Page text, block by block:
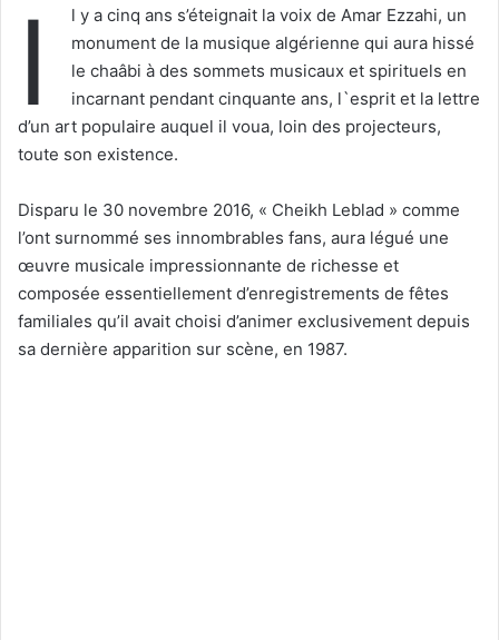
I
l y a cinq ans s’éteignait la voix de Amar Ezzahi, un
monument de la musique algérienne qui aura hissé
le chaâbi à des sommets musicaux et spirituels en
incarnant pendant cinquante ans, l`esprit et la lettre
d’un art populaire auquel il voua, loin des projecteurs,
toute son existence.
Disparu le 30 novembre 2016, « Cheikh Leblad » comme
l’ont surnommé ses innombrables fans, aura légué une
œuvre musicale impressionnante de richesse et
composée essentiellement d’enregistrements de fêtes
familiales qu’il avait choisi d’animer exclusivement depuis
sa dernière apparition sur scène, en 1987.